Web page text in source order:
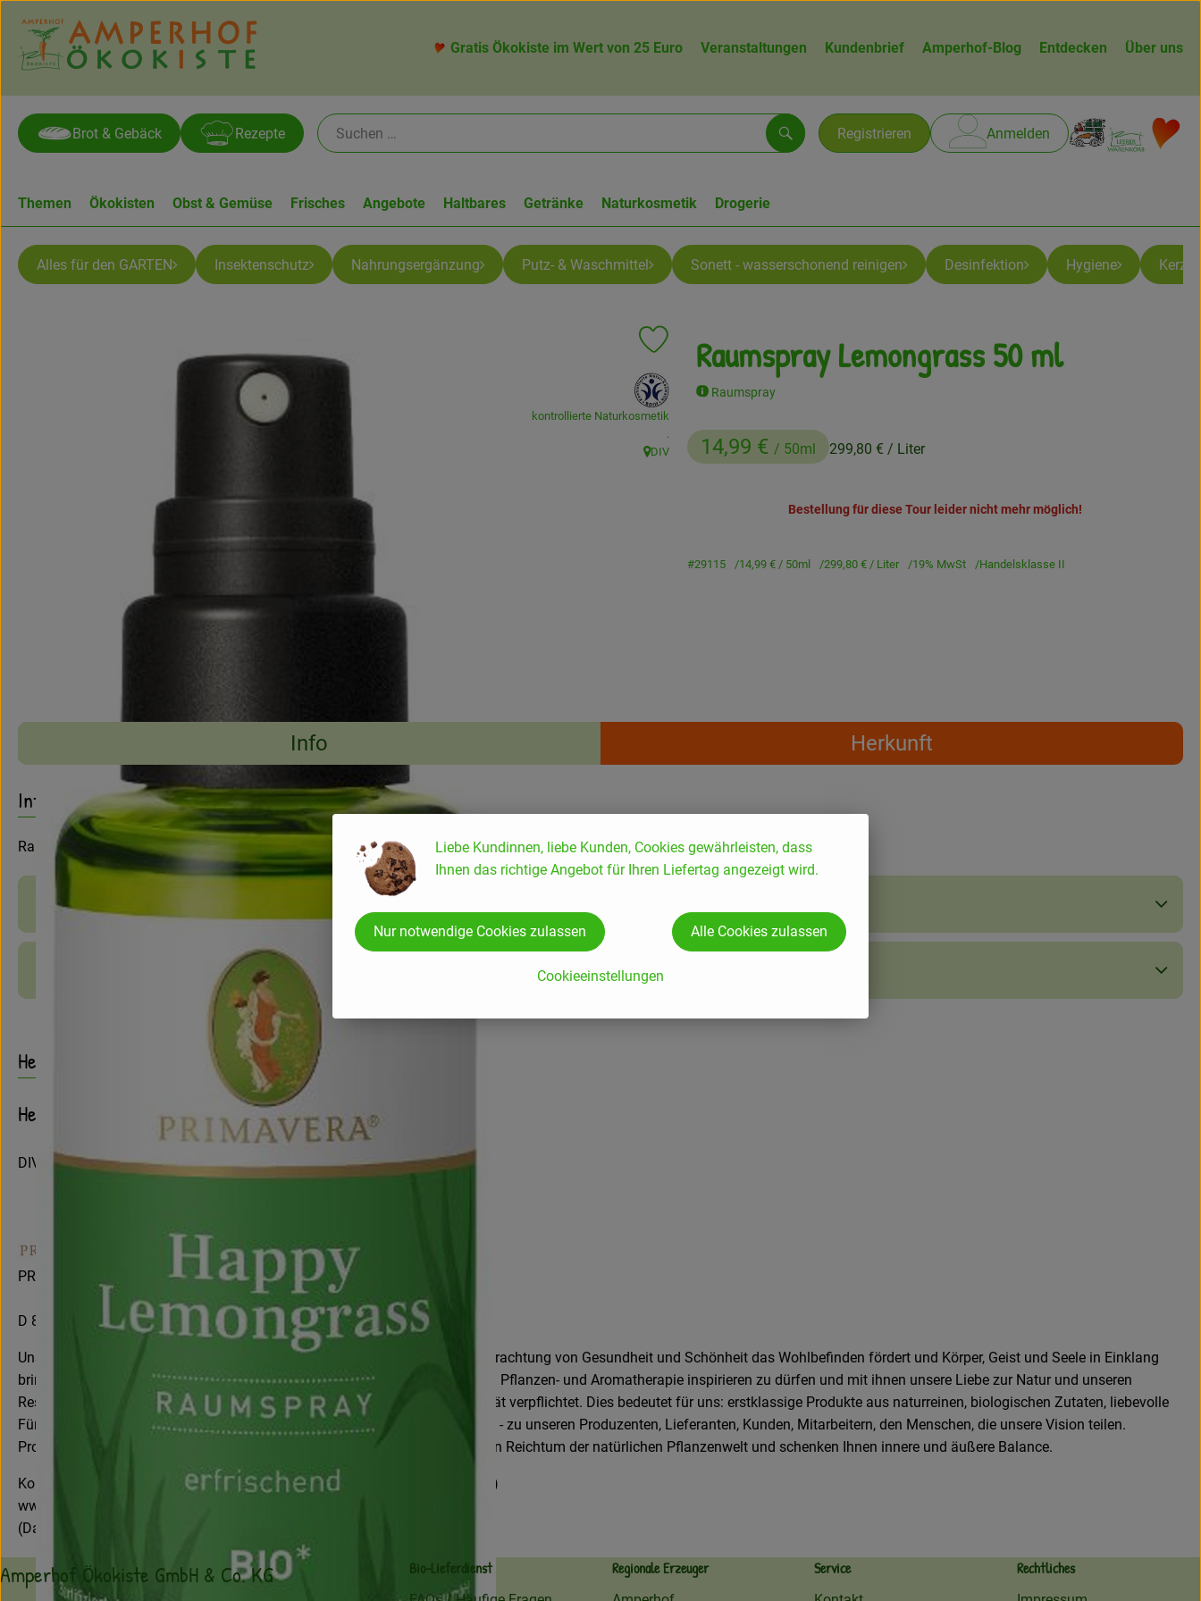
Gratis Ökokiste im Wert von 25 Euro Veranstaltungen Kundenbrief Amperhof-Blog Entdecken Über uns
Registrieren Anmelden
Suchen
Brot & Gebäck Rezepte
Themen Ökokisten Obst & Gemüse Frisches Angebote Haltbares Getränke Naturkosmetik Drogerie
Alles für den GARTEN Insektenschutz Nahrungsergänzung Putz- & Waschmittel Sonett - wasserschonend reinigen Desinfektion Hygiene Kerzen
Raumspray Lemongrass 50 ml
Raumspray
14,99 € / 50ml 299,80 € / Liter
Produkt zu Favouriten hinzufügen
, Verband:
kontrollierte Naturkosmetik
, Kontrollstelle:
.
, Herkunft:
DIV
Bestellung für diese Tour leider nicht mehr möglich!
#29115 14,99 € / 50ml 299,80 € / Liter 19% MwSt Handelsklasse II
Rezepte
Info Herkunft
Entdecke passende RezepteEs wurden keine passenden Rezepte gefunden.
Info
Raumspray
Produktinformationen
Herkunft
Hersteller: PRIMAVERA
DIV
PRIMAVERA LIFE GMBH
D 87466 Oy-Mittelberg
Unsere Philosophie beruht auf dem Verständnis, dass eine ganzheitliche Betrachtung von Gesundheit und Schönheit das Wohlbefinden fördert und Körper, Geist und Seele in Einklang
bringt. Wir freuen uns, andere Menschen mit unserer 27jährigen Erfahrung in Pflanzen- und Aromatherapie inspirieren zu dürfen und mit ihnen unsere Liebe zur Natur und unseren
Respekt für Mensch und Umwelt zu teilen. Wir haben uns zu höchster Qualität verpflichtet. Dies bedeutet für uns: erstklassige Produkte aus naturreinen, biologischen Zutaten, liebevolle
Fürsorge und Verantwortung für Mensch und Natur sowie faire Beziehungen - zu unseren Produzenten, Lieferanten, Kunden, Mitarbeitern, den Menschen, die unsere Vision teilen.
Produkte von
schöpfen ihre Wirkkräfte aus dem unermesslichen Reichtum der natürlichen Pflanzenwelt und schenken Ihnen innere und äußere Balance.
Kontrollnummer ,DE-ÖKO-007 (Prüfgesellschaft ökologischer Landbau mbH)
www.primaveralife.com
(Daten von Ecoinform)
Amperhof Ökokiste GmbH & Co. KG Bio-Lieferdienst Regionale Erzeuger Service Rechtliches
Liebe Kundinnen, liebe Kunden, Cookies gewährleisten, dass
Ihnen das richtige Angebot für Ihren Liefertag angezeigt wird.
Cookieeinstellungen
Nur notwendige Cookies zulassen Alle Cookies zulassen